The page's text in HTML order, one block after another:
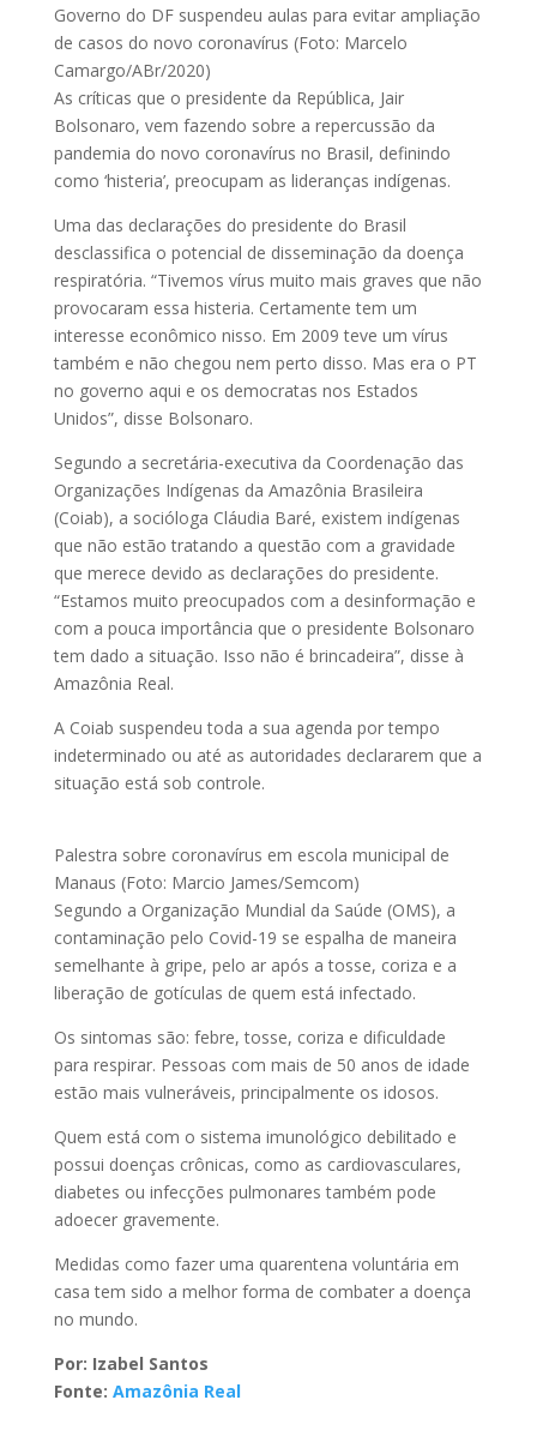
Governo do DF suspendeu aulas para evitar ampliação
de casos do novo coronavírus (Foto: Marcelo
Camargo/ABr/2020)
As críticas que o presidente da República, Jair
Bolsonaro, vem fazendo sobre a repercussão da
pandemia do novo coronavírus no Brasil, definindo
como ‘histeria’, preocupam as lideranças indígenas.
Uma das declarações do presidente do Brasil
desclassifica o potencial de disseminação da doença
respiratória. “Tivemos vírus muito mais graves que não
provocaram essa histeria. Certamente tem um
interesse econômico nisso. Em 2009 teve um vírus
também e não chegou nem perto disso. Mas era o PT
no governo aqui e os democratas nos Estados
Unidos”, disse Bolsonaro.
Segundo a secretária-executiva da Coordenação das
Organizações Indígenas da Amazônia Brasileira
(Coiab), a socióloga Cláudia Baré, existem indígenas
que não estão tratando a questão com a gravidade
que merece devido as declarações do presidente.
“Estamos muito preocupados com a desinformação e
com a pouca importância que o presidente Bolsonaro
tem dado a situação. Isso não é brincadeira”, disse à
Amazônia Real.
A Coiab suspendeu toda a sua agenda por tempo
indeterminado ou até as autoridades declararem que a
situação está sob controle.
Palestra sobre coronavírus em escola municipal de
Manaus (Foto: Marcio James/Semcom)
Segundo a Organização Mundial da Saúde (OMS), a
contaminação pelo Covid-19 se espalha de maneira
semelhante à gripe, pelo ar após a tosse, coriza e a
liberação de gotículas de quem está infectado.
Os sintomas são: febre, tosse, coriza e dificuldade
para respirar. Pessoas com mais de 50 anos de idade
estão mais vulneráveis, principalmente os idosos.
Quem está com o sistema imunológico debilitado e
possui doenças crônicas, como as cardiovasculares,
diabetes ou infecções pulmonares também pode
adoecer gravemente.
Medidas como fazer uma quarentena voluntária em
casa tem sido a melhor forma de combater a doença
no mundo.
Por: Izabel Santos
Fonte: Amazônia Real